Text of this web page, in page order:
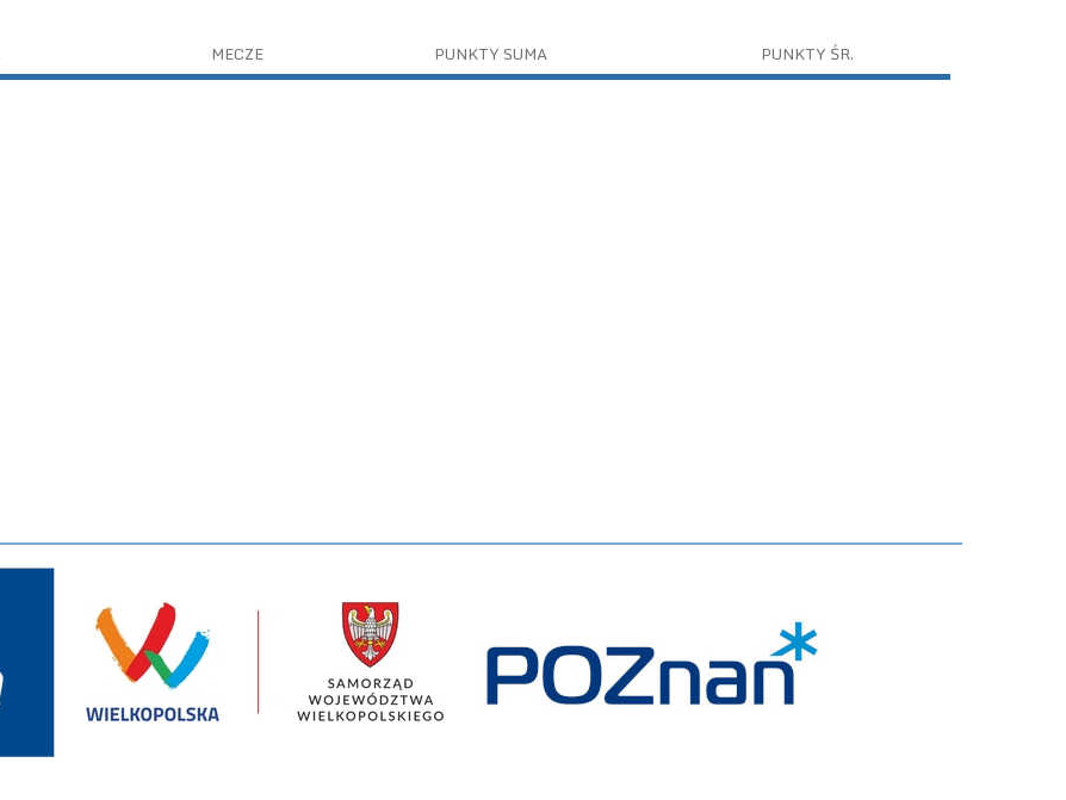
MECZE PUNKTY SUMA PUNKTY ŚR.